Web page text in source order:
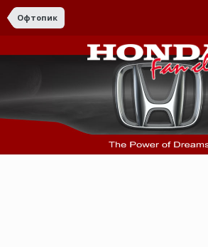
Офтопик